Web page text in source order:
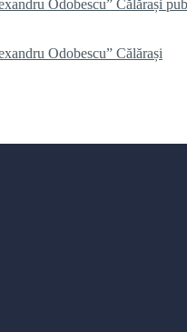
Odobescu” Călărași
Odobescu” Călărași